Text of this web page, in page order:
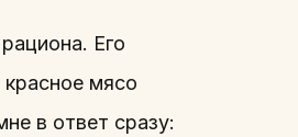
Его
мясо
в ответ сразу: